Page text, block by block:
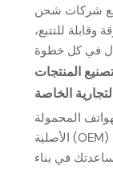
مع شركات شحن
للتتبع،
المنتجات
الخاصة
المحمولة
الأصلية (OEM) وتوريد شاشات الهواتف (ODM)، نقدم
في بناء